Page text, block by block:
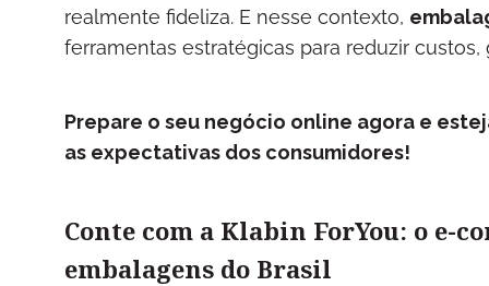
realmente fideliza. E nesse contexto,
ferramentas estratégicas para reduzir
Prepare o seu negócio online agora e
as expectativas dos consumidores!
Conte com a Klabin ForYou: o e-
embalagens do Brasil